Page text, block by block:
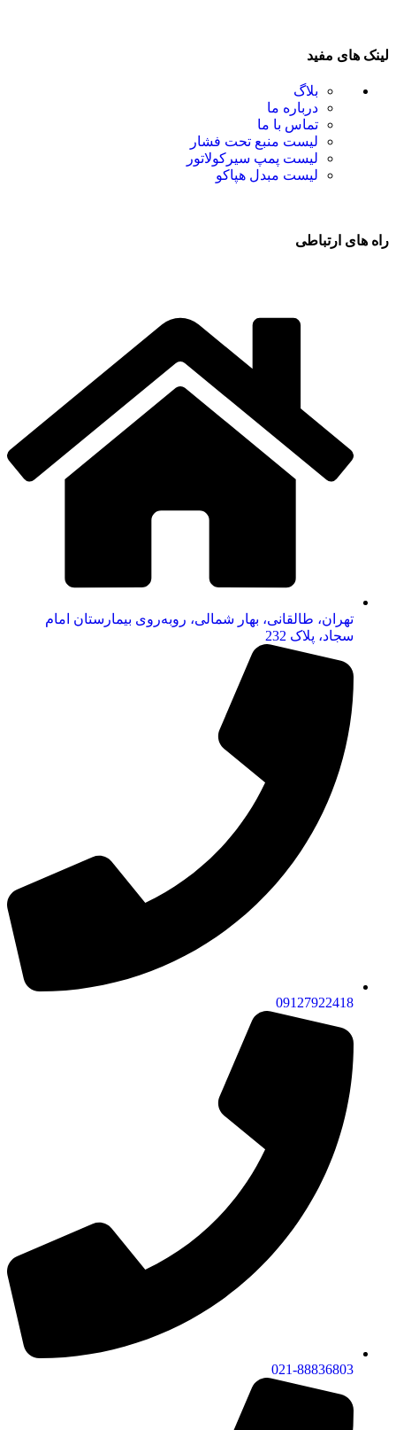
لینک های مفید
بلاگ
درباره ما
تماس با ما
لیست منبع تحت فشار
لیست پمپ سیرکولاتور
لیست مبدل هپاکو
راه های ارتباطی
تهران، طالقانی، بهار شمالی، روبه‌روی بیمارستان امام
سجاد، پلاک 232
09127922418
021-88836803